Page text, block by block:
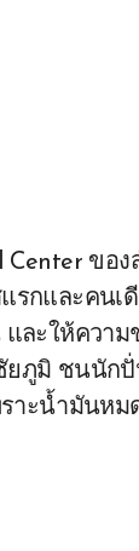
Center ของ
แรกและคน
ละให้ความ
ยภูมิ ชนนัก
าะน้ำมันหม